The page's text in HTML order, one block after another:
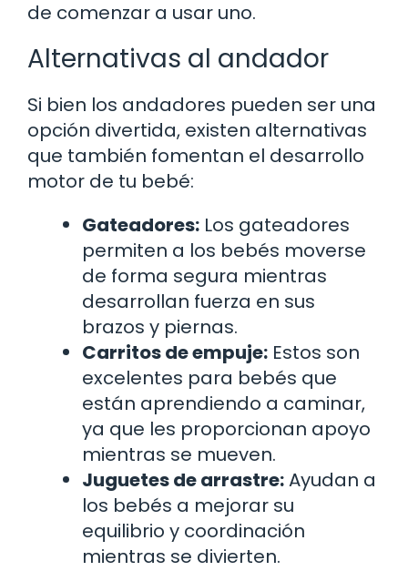
de comenzar a usar uno.
Alternativas al andador
Si bien los andadores pueden ser una
opción divertida, existen alternativas
que también fomentan el desarrollo
motor de tu bebé:
Gateadores: Los gateadores
permiten a los bebés moverse
de forma segura mientras
desarrollan fuerza en sus
brazos y piernas.
Carritos de empuje: Estos son
excelentes para bebés que
están aprendiendo a caminar,
ya que les proporcionan apoyo
mientras se mueven.
Juguetes de arrastre:Ayudan a
los bebés a mejorar su
equilibrio y coordinación
mientras se divierten.